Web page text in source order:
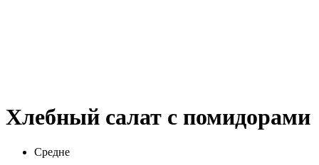
Хлебный салат с помидорами
Средне